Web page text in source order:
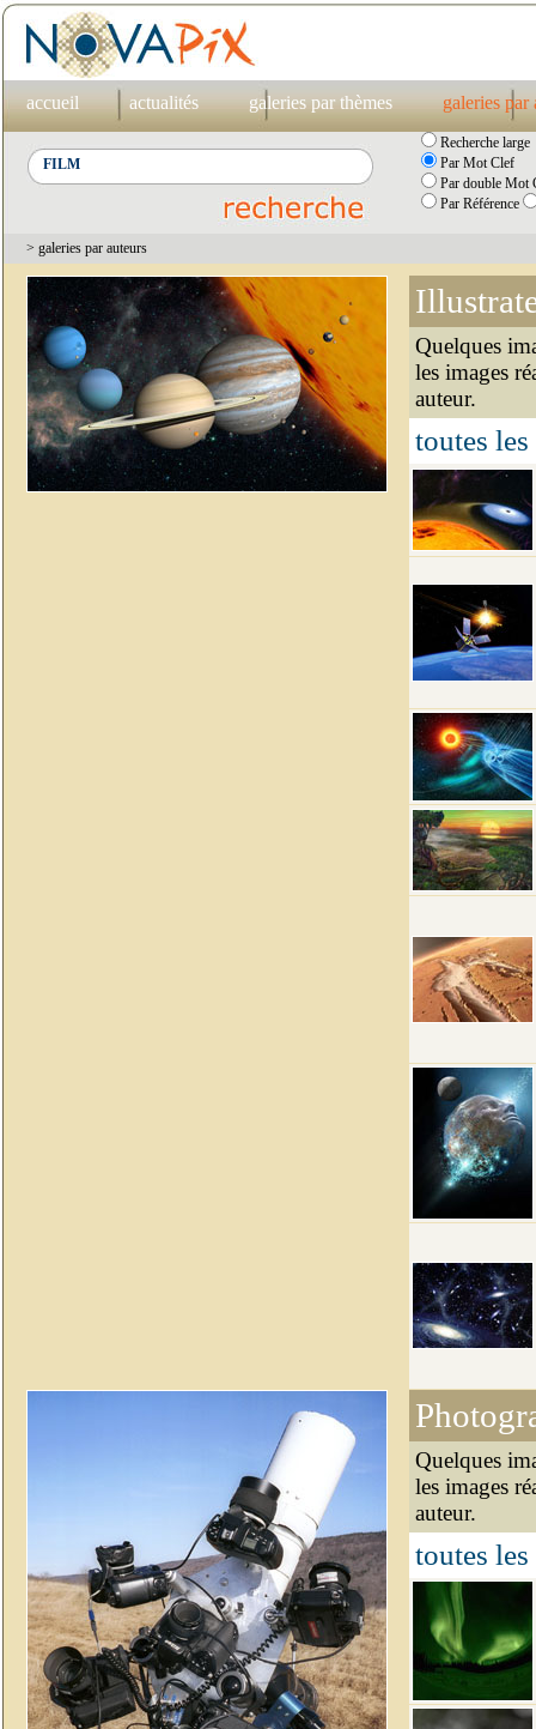
accueil actualités galeries par thèmes galeries par
Recherche large
Par Mot Clef
Par double Mot
Par Référence
> galeries par auteurs
Quelques
les images
auteur.
toutes
Quelques
les images
auteur.
toutes